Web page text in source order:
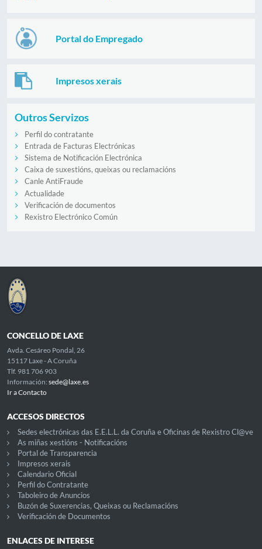
Portal do Empregado
Impresos xerais
Outros Servizos
Perfil do contratante
Entrada de Facturas Electrónicas
Sistema de Notificación Electrónica
Caixa de suxestións, queixas ou reclamacións
Canle AntiFraude
Actualidade
Verificación de documentos
Rexistro Electrónico Común
CONCELLO DE LAXE
Avda. Cesáreo Pondal, 26
15117 Laxe - A Coruña
Tlf. 981 706 903
Información: sede@laxe.es
Ir a Contacto
ACCESOS DIRECTOS
Sedes electrónicas das E.E.L.L. da Coruña e Oficinas de Rexistro Cl@ve
As miñas xestións - Notificacións
Portal de Transparencia
Impresos xerais
Calendario Oficial
Perfil do Contratante
Taboleiro de Anuncios
Buzón de Suxerencias, Queixas ou Reclamacións
Verificación de Documentos
ENLACES DE INTERESE